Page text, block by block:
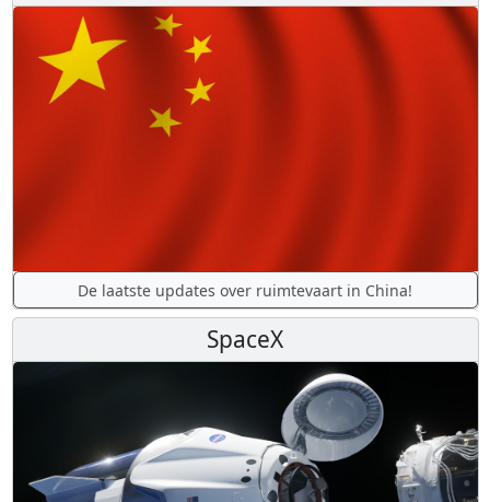
De laatste updates over ruimtevaart in China!
SpaceX